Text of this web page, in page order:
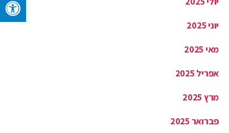
יוני 2025
מאי 2025
אפריל 2025
מרץ 2025
פברואר 2025